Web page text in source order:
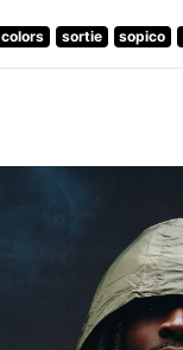
colors sortie sopico